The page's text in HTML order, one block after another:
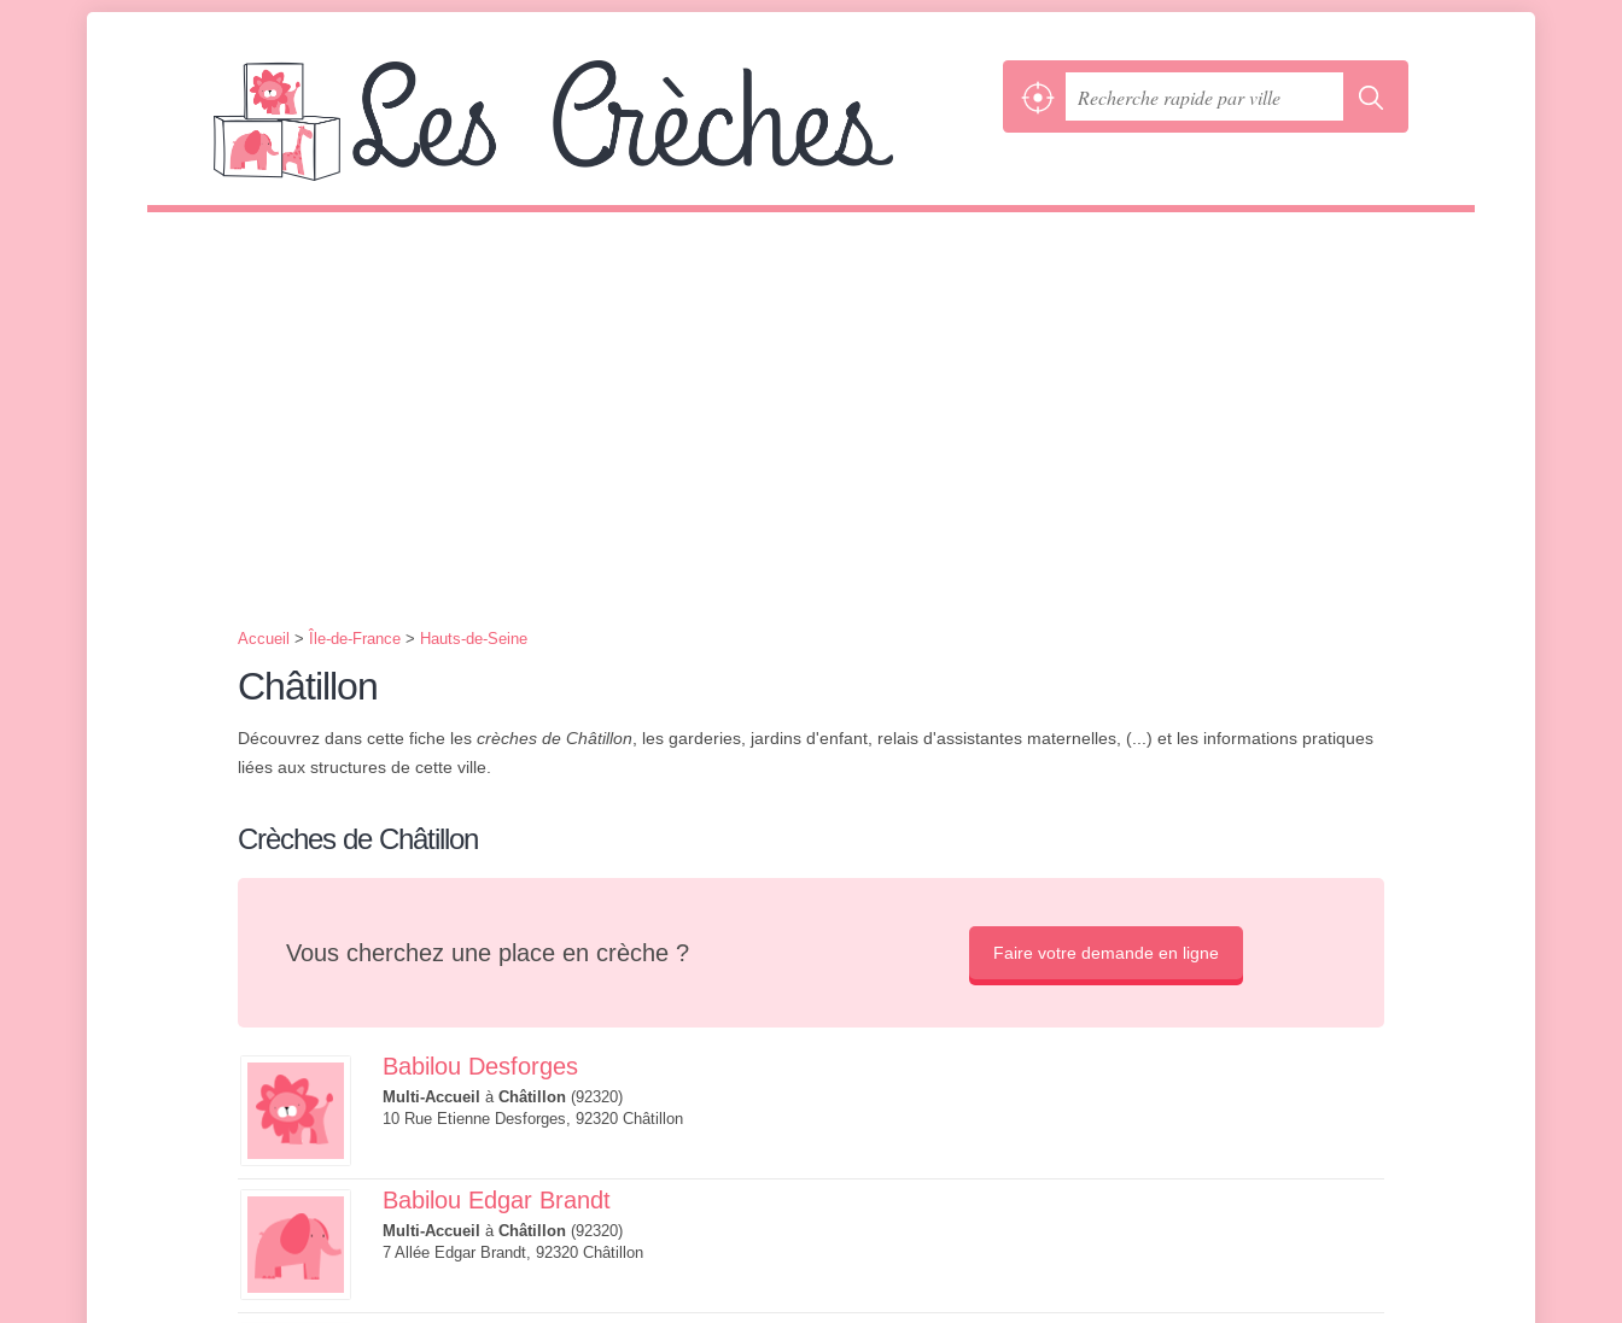
Accueil > Île-de-France > Hauts-de-Seine
Châtillon
Découvrez dans cette fiche les crèches de Châtillon , les garderies, jardins d'enfant, relais d'assistantes maternelles, (...) et les informations pratiques
liées aux structures de cette ville.
Crèches de Châtillon
Vous cherchez une place en crèche ? Faire votre demande en ligne
Babilou Desforges
Multi-Accueil à Châtillon (92320)
10 Rue Etienne Desforges, 92320 Châtillon
Babilou Edgar Brandt
Multi-Accueil à Châtillon (92320)
7 Allée Edgar Brandt, 92320 Châtillon